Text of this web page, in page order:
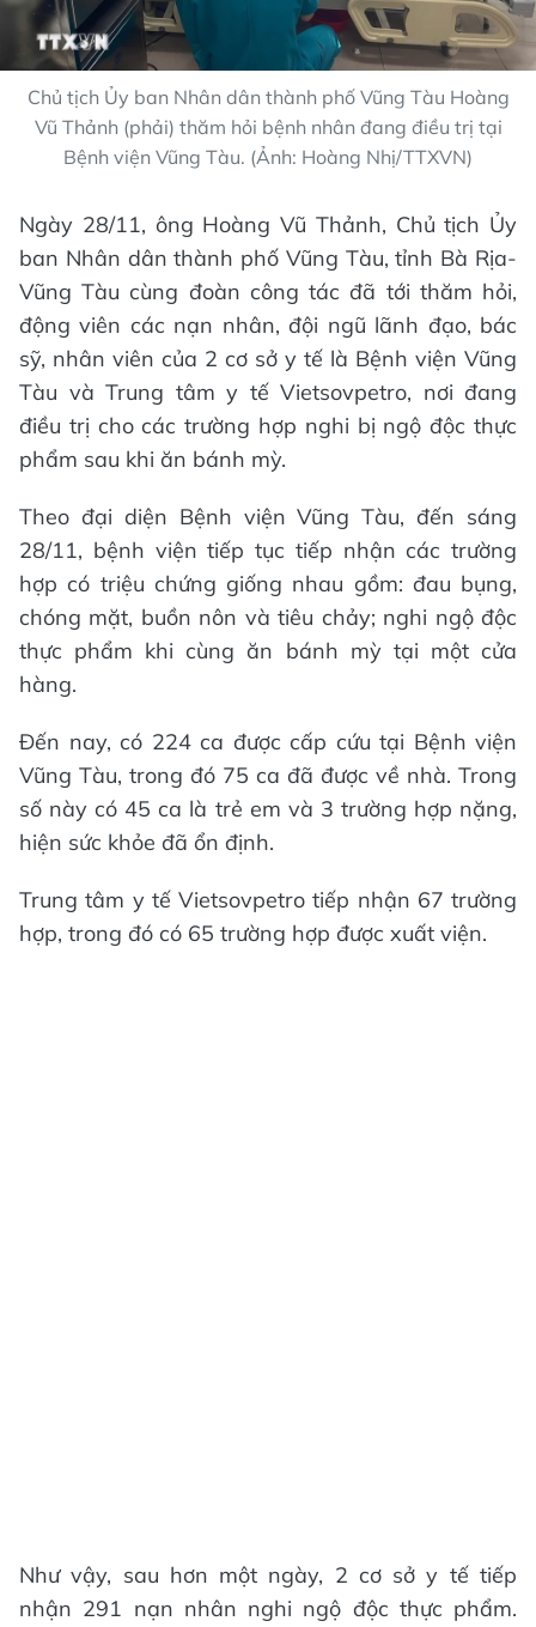
Chủ tịch Ủy ban Nhân dân thành phố Vũng Tàu Hoàng
Vũ Thảnh (phải) thăm hỏi bệnh nhân đang điều trị tại
Bệnh viện Vũng Tàu. (Ảnh: Hoàng Nhị/TTXVN)
Ngày 28/11, ông Hoàng Vũ Thảnh, Chủ tịch Ủy
ban Nhân dân thành phố Vũng Tàu, tỉnh Bà Rịa-
Vũng Tàu cùng đoàn công tác đã tới thăm hỏi,
động viên các nạn nhân, đội ngũ lãnh đạo, bác
sỹ, nhân viên của 2 cơ sở y tế là Bệnh viện Vũng
Tàu và Trung tâm y tế Vietsovpetro, nơi đang
điều trị cho các trường hợp nghi bị ngộ độc thực
phẩm sau khi ăn bánh mỳ.
Theo đại diện Bệnh viện Vũng Tàu, đến sáng
28/11, bệnh viện tiếp tục tiếp nhận các trường
hợp có triệu chứng giống nhau gồm: đau bụng,
chóng mặt, buồn nôn và tiêu chảy; nghi ngộ độc
thực phẩm khi cùng ăn bánh mỳ tại một cửa
hàng.
Đến nay, có 224 ca được cấp cứu tại Bệnh viện
Vũng Tàu, trong đó 75 ca đã được về nhà. Trong
số này có 45 ca là trẻ em và 3 trường hợp nặng,
hiện sức khỏe đã ổn định.
Trung tâm y tế Vietsovpetro tiếp nhận 67 trường
hợp, trong đó có 65 trường hợp được xuất viện.
Như vậy, sau hơn một ngày, 2 cơ sở y tế tiếp
nhận 291 nạn nhân nghi ngộ độc thực phẩm.